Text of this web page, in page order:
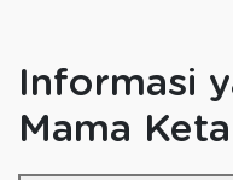
Informasi
Mama